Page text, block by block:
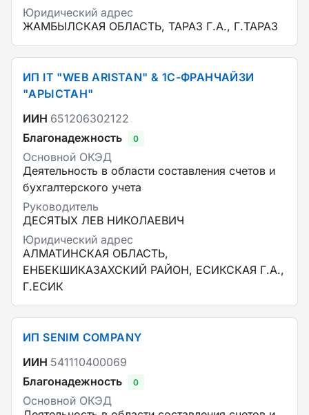
Юридический адрес
ЖАМБЫЛСКАЯ ОБЛАСТЬ, ТАРАЗ Г.А., Г.ТАРАЗ
ИП IT "WEB ARISTAN" & 1С-ФРАНЧАЙЗИ
"АРЫСТАН"
ИИН 651206302122
Благонадежность
0
Основной ОКЭД
Деятельность в области составления счетов и
бухгалтерского учета
Руководитель
ДЕСЯТЫХ ЛЕВ НИКОЛАЕВИЧ
Юридический адрес
АЛМАТИНСКАЯ ОБЛАСТЬ,
ЕНБЕКШИКАЗАХСКИЙ РАЙОН, ЕСИКСКАЯ Г.А.,
Г.ЕСИК
ИП SENIM COMPANY
ИИН 541110400069
Благонадежность
0
Основной ОКЭД